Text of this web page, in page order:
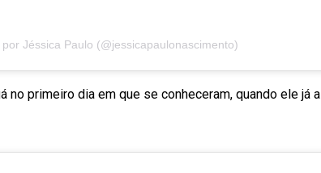
Jéssica Paulo (@jessicapaulonascimento)
no primeiro dia em que se conheceram, quando ele já a